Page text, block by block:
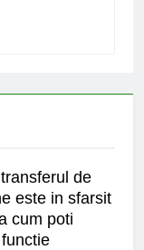
de
este in sfarsit
cum poti